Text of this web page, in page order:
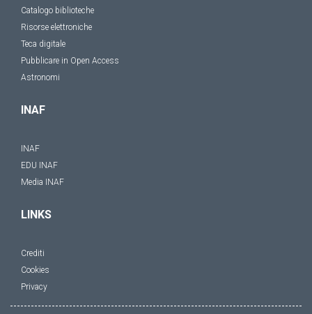
Catalogo biblioteche
Risorse elettroniche
Teca digitale
Pubblicare in Open Access
Astronomi
INAF
INAF
EDU INAF
Media INAF
LINKS
Crediti
Cookies
Privacy